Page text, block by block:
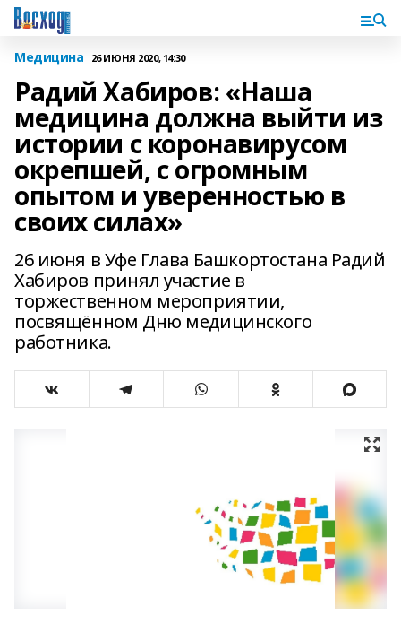
Медицина 26 ИЮНЯ 2020, 14:30
Радий Хабиров: «Наша
медицина должна выйти из
истории с коронавирусом
окрепшей, с огромным
опытом и уверенностью в
своих силах»
26 июня в Уфе Глава Башкортостана Радий
Хабиров принял участие в
торжественном мероприятии,
посвящённом Дню медицинского
работника.